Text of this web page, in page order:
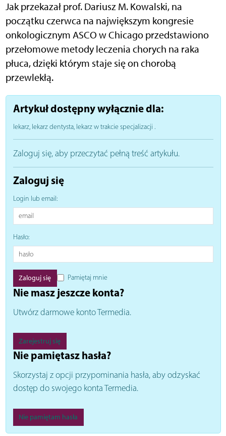
Jak przekazał prof. Dariusz M. Kowalski, na
początku czerwca na największym kongresie
onkologicznym ASCO w Chicago przedstawiono
przełomowe metody leczenia chorych na raka
płuca, dzięki którym staje się on chorobą
przewlekłą.
Artykuł dostępny wyłącznie dla:
lekarz, lekarz dentysta, lekarz w trakcie specjalizacji .
Zaloguj się, aby przeczytać pełną treść artykułu.
Zaloguj się
Login lub email:
Hasło:
Pamiętaj mnie
Nie masz jeszcze konta?
Utwórz darmowe konto Termedia.
Zarejestruj się
Nie pamiętasz hasła?
Skorzystaj z opcji przypominania hasła, aby odzyskać
dostęp do swojego konta Termedia.
Nie pamiętam hasła